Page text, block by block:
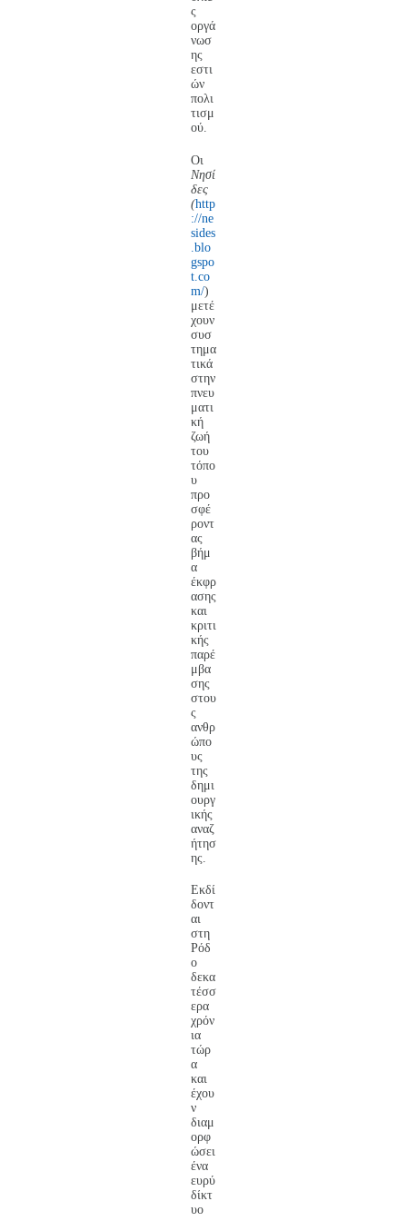
ς
οργά
νωσ
ης
εστι
ών
πολι
τισμ
ού.
Οι
Νησί
δες
(http
://ne
sides
.blo
gspo
t.co
m/)
μετέ
χουν
συσ
τημα
τικά
στην
πνευ
ματι
κή
ζωή
του
τόπο
υ
προ
σφέ
ροντ
ας
βήμ
α
έκφρ
ασης
και
κριτι
κής
παρέ
μβα
σης
στου
ς
ανθρ
ώπο
υς
της
δημι
ουργ
ικής
αναζ
ήτησ
ης.
Εκδί
δοντ
αι
στη
Ρόδ
ο
δεκα
τέσσ
ερα
χρόν
ια
τώρ
α
και
έχου
ν
διαμ
ορφ
ώσει
ένα
ευρύ
δίκτ
υο